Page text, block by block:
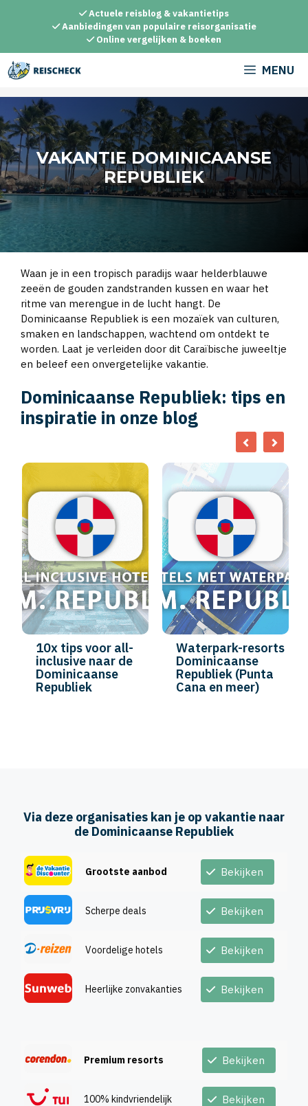
inhoud
Actuele reisblog & vakantietips
Aanbiedingen van populaire reisorganisatie
Online vergelijken & boeken
MENU
VAKANTIE DOMINICAANSE
REPUBLIEK
Waan je in een tropisch paradijs waar helderblauwe
zeeën de gouden zandstranden kussen en waar het
ritme van merengue in de lucht hangt. De
Dominicaanse Republiek is een mozaïek van culturen,
smaken en landschappen, wachtend om ontdekt te
worden. Laat je verleiden door dit Caraïbische juweeltje
en beleef een onvergetelijke vakantie.
Dominicaanse Republiek: tips en
inspiratie in onze blog
10x tips voor all-
inclusive naar de
Dominicaanse
Republiek
Waterpark-resorts
Dominicaanse
Republiek (Punta
Cana en meer)
de Dominicaanse Republiek
Bekijken
Bekijken
Bekijken
Bekijken
Bekijken
Bekijken